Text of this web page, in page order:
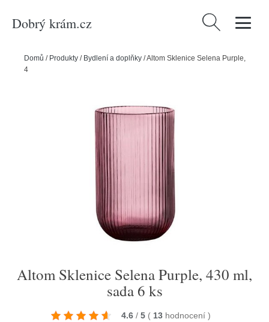
Dobrý krám.cz Vyhledávání
Domů / Produkty / Bydlení a doplňky /Altom Sklenice Selena Purple,
430 ml, sada 6 ks
Altom Sklenice Selena Purple, 430 ml,
sada 6 ks
4.6 / 5 ( 13 hodnocení )